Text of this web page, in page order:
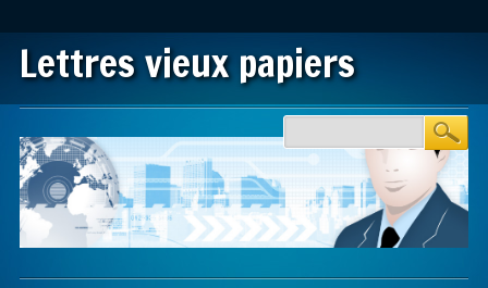
Lettres vieux papiers
Main menu